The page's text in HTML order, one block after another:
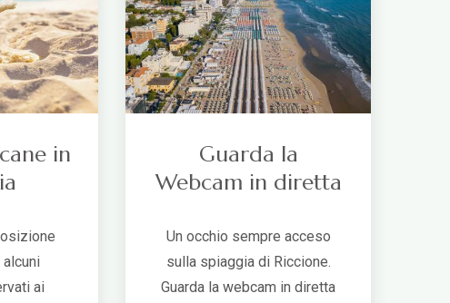
in
ai
Guarda la
Webcam in diretta
Un occhio sempre acceso
sulla spiaggia di Riccione.
Guarda la webcam in diretta